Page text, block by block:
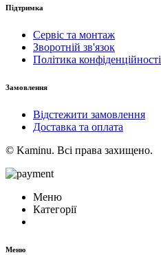
Підтримка
Сервіс та монтаж
Зворотній зв'язок
Політика конфіденційності
Замовлення
Відстежити замовлення
Доставка та оплата
© Kaminu. Всі права захищено.
Меню
Категорії
Меню